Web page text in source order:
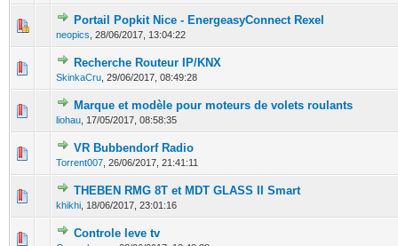
Portail Popkit Nice - EnergeasyConnect Rexel
neopics 28/06/2017, 13:04:22
0 Votes - 0 sur 5 en moyenne
12345
Recherche Routeur IP/KNX
SkinkaCru 29/06/2017, 08:49:28
0 Votes - 0 sur 5 en moyenne
1 2345
Marque et modèle pour moteurs de volets roulants
liohau 17/05/2017, 08:58:35
0 Votes - 0 sur 5 en moyenne
123 45
VR Bubbendorf Radio
Torrent007 26/06/2017, 21:41:11
0 Votes - 0 sur 5 en moyenne
12
THEBEN RMG 8T et MDT GLASS II Smart
khikhi 18/06/2017, 23:01:16
0 Votes - 0 sur 5 en moyenne
1234 5
Controle leve tv
0 Votes - 0 sur 5 en moyenne